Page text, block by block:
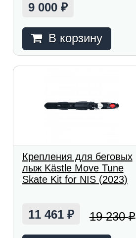
9 000 ₽
В корзину
Крепления для беговых
лыж Kästle Move Tune
Skate Kit for NIS (2023)
11 461 ₽ 19 230₽